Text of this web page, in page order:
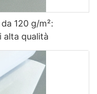
120 g/m²:
alta qualità